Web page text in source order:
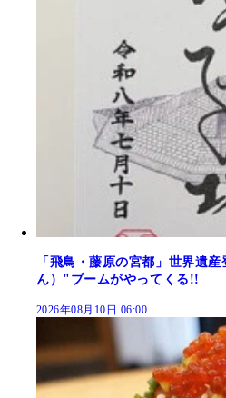
「飛鳥・藤原の宮都」世界遺
ん）"ブームがやってくる!!
2026年08月10日 06:00